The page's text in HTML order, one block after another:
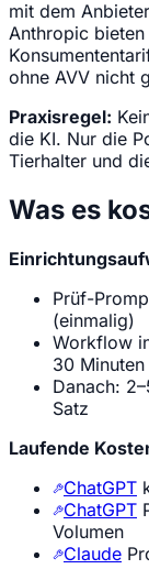
mit dem
Anthropic
ohne AVV nicht
Praxisregel:
die KI. Nur die
Tierhalter und
Was es
Prüf-
(einmalig)
Workflow
30
Danach:
Satz
Laufende
ChatGPT
ChatGPT
Volumen
Claude